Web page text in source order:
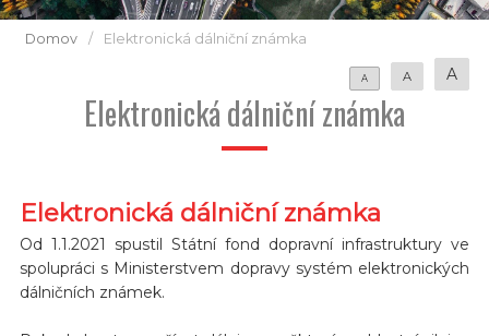
Domov / Elektronická dálniční známka
A A A
Elektronická dálniční známka
Elektronická dálniční známka
Od 1.1.2021 spustil Státní fond dopravní infrastruktury ve
spolupráci s Ministerstvem dopravy systém elektronických
dálničních známek.